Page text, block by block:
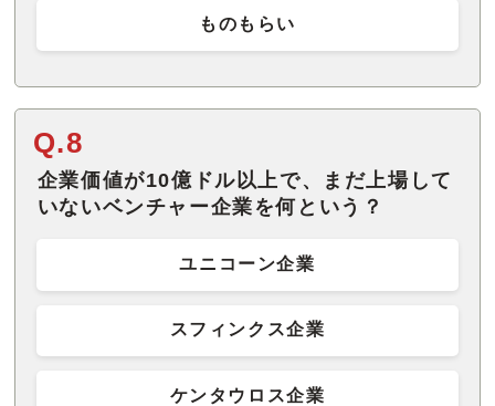
ものもらい
Q.8
企業価値が10億ドル以上で、まだ上場して
いないベンチャー企業を何という？
ユニコーン企業
スフィンクス企業
ケンタウロス企業